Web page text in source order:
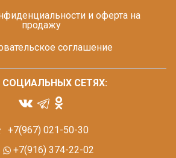
и оферта на
продажу
соглашение
+7(967) 021-50-30
+7(916) 374-22-02
СОЦИАЛЬНЫХ СЕТЯХ: